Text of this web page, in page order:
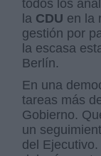
todos los
la CDU en la
gestión por
la escasa
Berlín.
En una
tareas más
Gobierno.
un
del